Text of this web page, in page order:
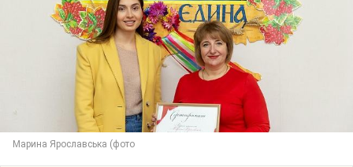
Марина Ярославська (фото